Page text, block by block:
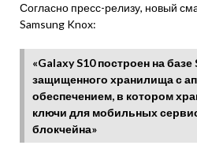
Согласно пресс-релизу, новый
Samsung Knox:
«Galaxy S10 построен на базе
защищенного хранилища с
обеспечением, в котором
ключи для мобильных
блокчейна»